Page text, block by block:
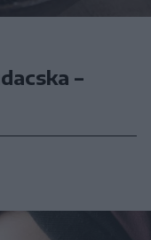
–